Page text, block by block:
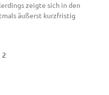
zeigte sich in den
äußerst kurzfristig
2